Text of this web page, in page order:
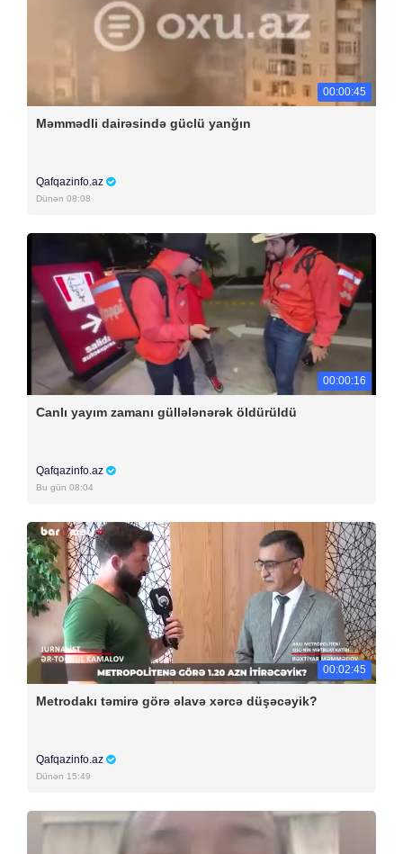
00:00:45
Məmmədli dairəsində güclü yanğın
Qafqazinfo.az
Dünən 08:08
00:00:16
Canlı yayım zamanı güllələnərək öldürüldü
Qafqazinfo.az
Bu gün 08:04
00:02:45
Metrodakı təmirə görə əlavə xərcə düşəcəyik?
Qafqazinfo.az
Dünən 15:49